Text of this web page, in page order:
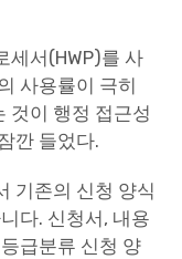
세서(HWP)를 사
사용률이 극히
것이 행정 접근성
깐 들었다.
기존의 신청 양식
다. 신청서, 내용
급분류 신청 양